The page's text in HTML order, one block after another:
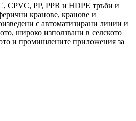
CPVC, PP, PPR и HDPE тръби и
кранове, кранове и
с автоматизирани линии и
широко използвани в селското
и промишлените приложения за